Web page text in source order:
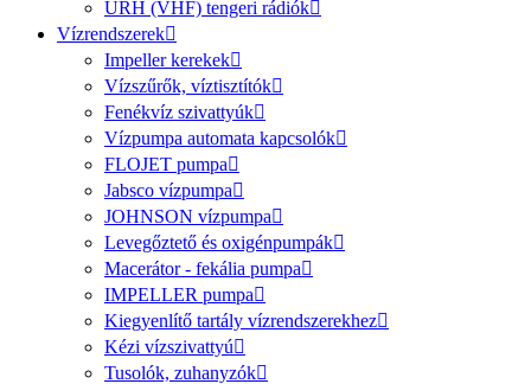
URH (VHF) tengeri rádiók
Vízrendszerek
Impeller kerekek
Vízszűrők, víztisztítók
Fenékvíz szivattyúk
Vízpumpa automata kapcsolók
FLOJET pumpa
Jabsco vízpumpa
JOHNSON vízpumpa
Levegőztető és oxigénpumpák
Macerátor - fekália pumpa
IMPELLER pumpa
Kiegyenlítő tartály vízrendszerekhez
Kézi vízszivattyú
Tusolók, zuhanyzók